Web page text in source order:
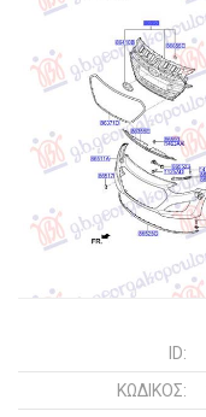
ID:
ΚΩΔΙΚΌΣ: